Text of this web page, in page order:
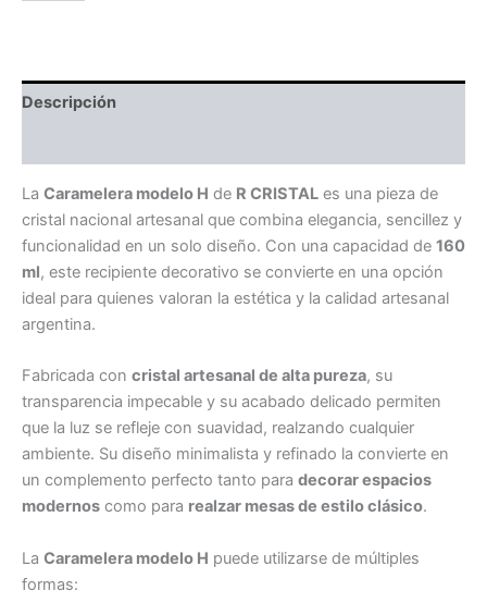
Descripción
La Caramelera modelo H de R CRISTAL es una pieza de
cristal nacional artesanal que combina elegancia, sencillez y
funcionalidad en un solo diseño. Con una capacidad de 160
ml, este recipiente decorativo se convierte en una opción
ideal para quienes valoran la estética y la calidad artesanal
argentina.
Fabricada con cristal artesanal de alta pureza, su
transparencia impecable y su acabado delicado permiten
que la luz se refleje con suavidad, realzando cualquier
ambiente. Su diseño minimalista y refinado la convierte en
un complemento perfecto tanto para decorar espacios
modernos como para realzar mesas de estilo clásico.
La Caramelera modelo H puede utilizarse de múltiples
formas: